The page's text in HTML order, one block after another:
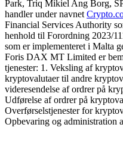
Park, Triq Mikiel Ang Borg,
handler under navnet
Financial Services Authority
henhold til Forordning 2023/
som er implementeret i Malta
Foris DAX MT Limited er
tjenester: 1. Veksling af
kryptovalutaer til andre
videresendelse af ordrer på
Udførelse af ordrer på
Overførselstjenester for
Opbevaring og administration